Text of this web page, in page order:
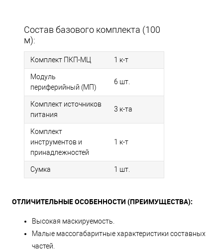
Состав базового комплекта (100
м):
Комплект ПКП-МЦ 1 к-т
Модуль
периферийный (МП)
6 шт.
Комплект источников
питания
3 к-та
Комплект
инструментов и
принадлежностей
1 к-т
Сумка 1 шт.
ОТЛИЧИТЕЛЬНЫЕ ОСОБЕННОСТИ (ПРЕИМУЩЕСТВА):
Высокая маскируемость.
Малые массогабаритные характеристики составных
частей.